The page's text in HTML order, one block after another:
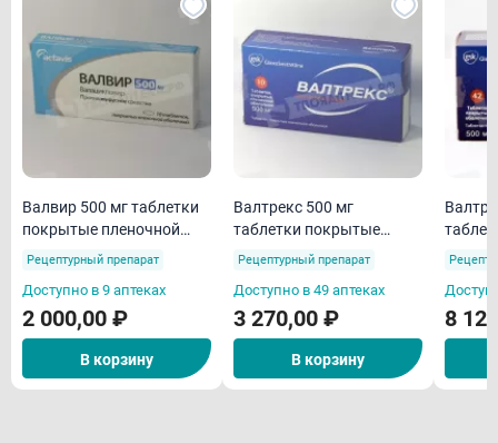
Валвир 500 мг таблетки
покрытые пленочной
оболочкой N10
Рецептурный препарат
Доступно в 9 аптеках
2 000,00 ₽
В корзину
Валтрекс 500 мг
таблетки покрытые
пленочной оболочкой
Рецептурный препарат
Доступно в 49 аптеках
3 270,00 ₽
В корзину
8